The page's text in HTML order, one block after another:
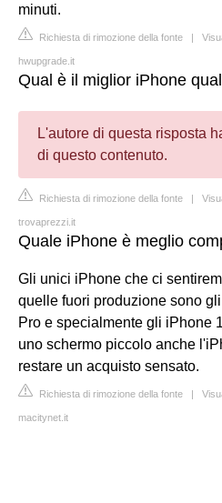
minuti.
Richiesta di rimozione della fonte |
hwupgrade.it
Qual è il miglior iPhone
L'autore di questa risposta
di questo contenuto.
Richiesta di rimozione della fonte |
trovaprezzi.it
Quale iPhone è meglio
Gli unici iPhone che ci
quelle fuori produzione sono
Pro e specialmente gli iPhone
uno schermo piccolo anche
restare un acquisto sensato.
Richiesta di rimozione della fonte |
macitynet.it